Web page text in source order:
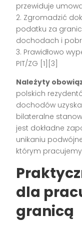
przewiduje
2. Zgromadzić
podatku za
dochodach i
3. Prawidłowo
PIT/ZG [1][3]
Należyty
polskich
dochodów
bilateralne
jest dokładne
unikaniu
którym
dla
granicą